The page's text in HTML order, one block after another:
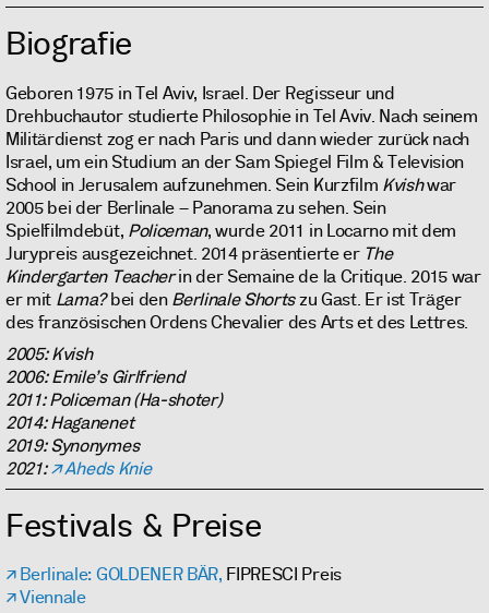
Biografie
Geboren 1975 in Tel Aviv, Israel. Der Regisseur und
Drehbuchautor studierte Philosophie in Tel Aviv. Nach seinem
Militärdienst zog er nach Paris und dann wieder zurück nach
Israel, um ein Studium an der Sam Spiegel Film & Television
School in Jerusalem aufzunehmen. Sein Kurzfilm Kvishwar
2005 bei der Berlinale – Panorama zu sehen. Sein
Spielfilmdebüt, Policeman, wurde 2011 in Locarno mit dem
Jurypreis ausgezeichnet. 2014 präsentierte er The
Kindergarten Teacherin der Semaine de la Critique. 2015 war
er mit Lama?bei denBerlinale Shortszu Gast. Er ist Träger
des französischen Ordens Chevalier des Arts et des Lettres.
2005: Kvish
2006: Emile’s Girlfriend
2011: Policeman (Ha-shoter)
2014: Haganenet
2019: Synonymes
2021:
Aheds Knie
Festivals & Preise
Berlinale: GOLDENER BÄR, FIPRESCI Preis
Viennale